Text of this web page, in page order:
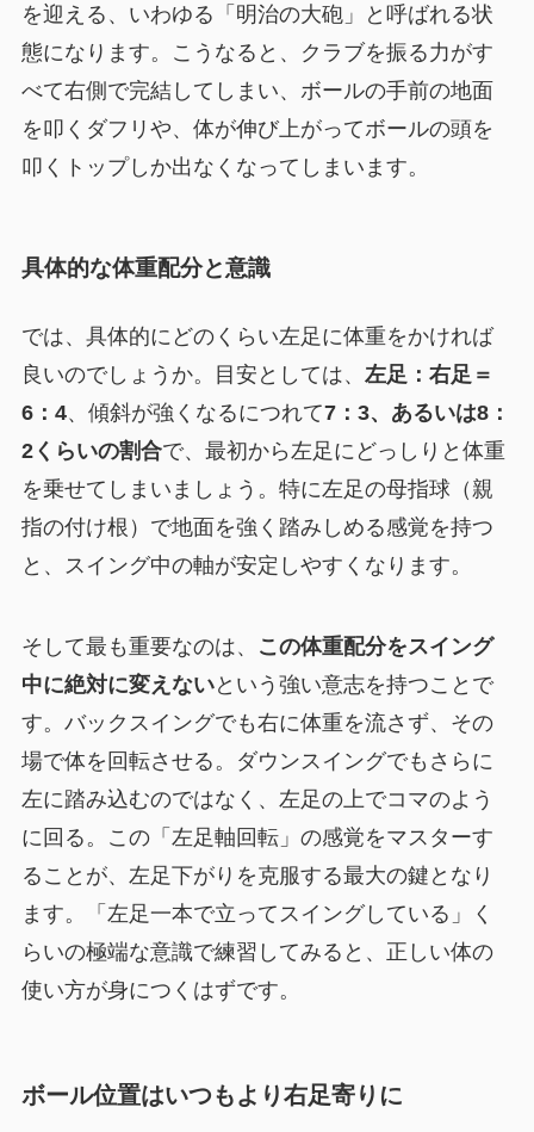
を迎える、いわゆる「明治の大砲」と呼ばれる状
態になります。こうなると、クラブを振る力がす
べて右側で完結してしまい、ボールの手前の地面
を叩くダフリや、体が伸び上がってボールの頭を
叩くトップしか出なくなってしまいます。
具体的な体重配分と意識
では、具体的にどのくらい左足に体重をかければ
良いのでしょうか。目安としては、 左足：右足＝
6：4、傾斜が強くなるにつれて7：3、あるいは8：
2くらいの割合で、最初から左足にどっしりと体重
を乗せてしまいましょう。特に左足の母指球（親
指の付け根）で地面を強く踏みしめる感覚を持つ
と、スイング中の軸が安定しやすくなります。
そして最も重要なのは、
この体重配分をスイング
中に絶対に変えないという強い意志を持つことで
す。バックスイングでも右に体重を流さず、その
場で体を回転させる。ダウンスイングでもさらに
左に踏み込むのではなく、左足の上でコマのよう
に回る。この「左足軸回転」の感覚をマスターす
ることが、左足下がりを克服する最大の鍵となり
ます。「左足一本で立ってスイングしている」く
らいの極端な意識で練習してみると、正しい体の
使い方が身につくはずです。
ボール位置はいつもより右足寄りに